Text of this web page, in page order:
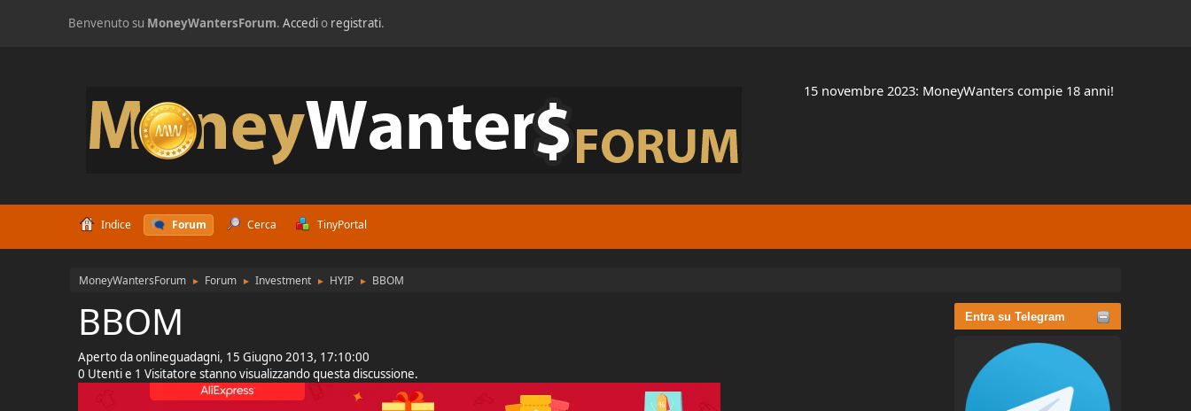
Benvenuto su MoneyWantersForum.Accedio registrati.
15 novembre 2023: MoneyWanters compie 18 anni!
Indice Forum Cerca TinyPortal
MoneyWantersForum ► Forum ► Investment ► HYIP ► BBOM
Entra su Telegram
BBOM
Aperto da onlineguadagni, 15 Giugno 2013, 17:10:00
0 Utenti e 1 Visitatore stanno visualizzando questa discussione.